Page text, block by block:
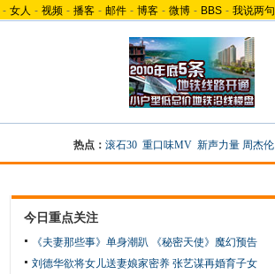
- 女人 - 视频 - 播客 - 邮件 - 博客 - 微博 - BBS - 我说两句
热点： 滚石30 重口味MV 新声力量 周杰伦
今日重点关注
《夫妻那些事》单身潮趴
《秘密天使》魔幻预告
刘德华欲将女儿送妻娘家密养 张艺谋再婚育子女